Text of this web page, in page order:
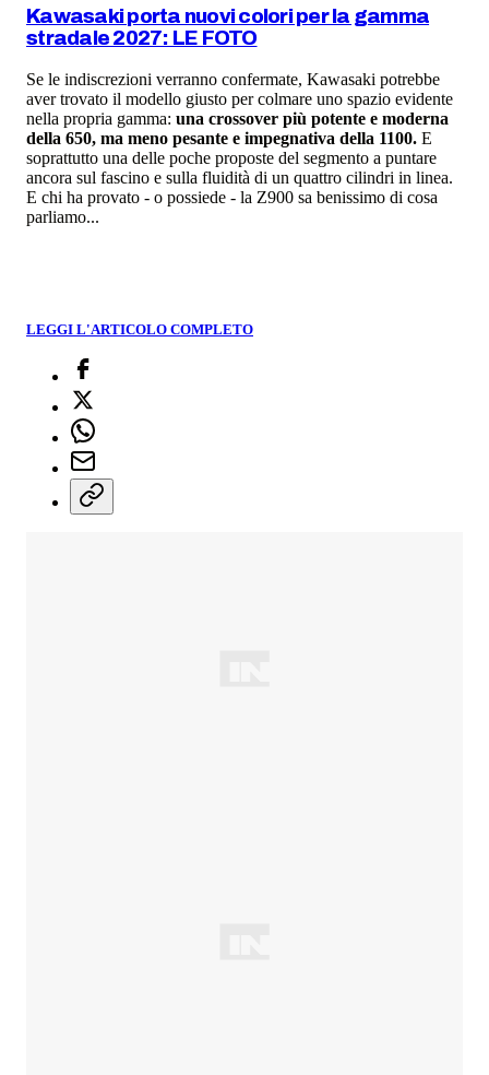
Kawasaki porta nuovi colori per la gamma
stradale 2027: LE FOTO
Se le indiscrezioni verranno confermate, Kawasaki potrebbe
aver trovato il modello giusto per colmare uno spazio evidente
nella propria gamma: una crossover più potente e moderna
della 650, ma meno pesante e impegnativa della 1100. E
soprattutto una delle poche proposte del segmento a puntare
ancora sul fascino e sulla fluidità di un quattro cilindri in linea.
E chi ha provato - o possiede - la Z900 sa benissimo di cosa
parliamo...
LEGGI L'ARTICOLO COMPLETO